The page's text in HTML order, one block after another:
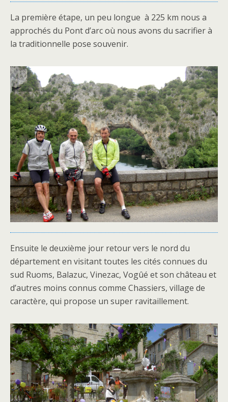
La première étape, un peu longue à 225 km nous a
approchés du Pont d’arc où nous avons du sacrifier à
la traditionnelle pose souvenir.
Ensuite le deuxième jour retour vers le nord du
département en visitant toutes les cités connues du
sud Ruoms, Balazuc, Vinezac, Vogûé et son château et
d’autres moins connus comme Chassiers, village de
caractère, qui propose un super ravitaillement.